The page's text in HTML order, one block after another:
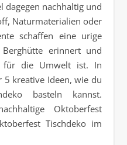
dagegen nachhaltig und
Naturmaterialien oder
schaffen eine urige
erinnert und
für die Umwelt ist. In
5 kreative Ideen, wie du
basteln kannst.
Oktoberfest
Tischdeko im